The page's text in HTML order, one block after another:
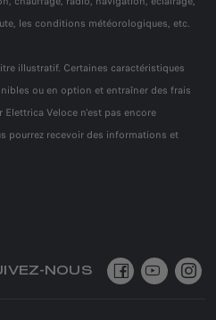
les conditions météorologiques, etc.
illustratif. Certaines caractéristiques
ou en option et entraîner des frais
Veloce n'est pas encore
pourrez recevoir des informations et
NOUS